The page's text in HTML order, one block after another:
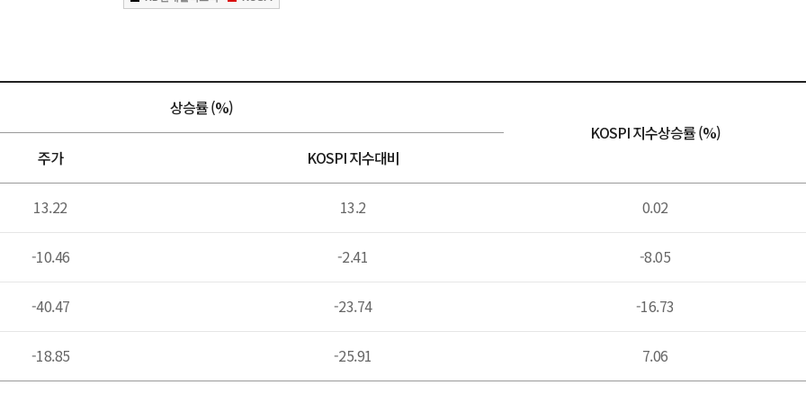
상승률 (%)
KOSPI 지수상승률 (%)
주가
KOSPI 지수대비
13.22 13.2 0.02
-10.46 -2.41 -8.05
-40.47 -23.74 -16.73
-18.85 -25.91 7.06